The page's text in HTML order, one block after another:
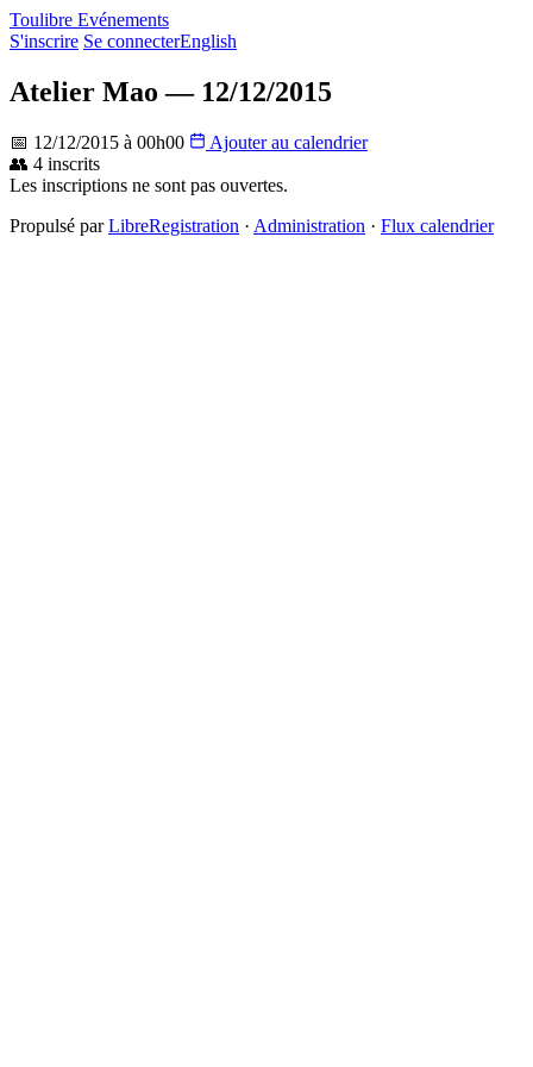
Toulibre Evénements
S'inscrire Se connecterEnglish
Atelier Mao — 12/12/2015
📅 12/12/2015 à 00h00
Ajouter au calendrier
👥 4 inscrits
Les inscriptions ne sont pas ouvertes.
Propulsé parLibreRegistration · Administration · Flux calendrier